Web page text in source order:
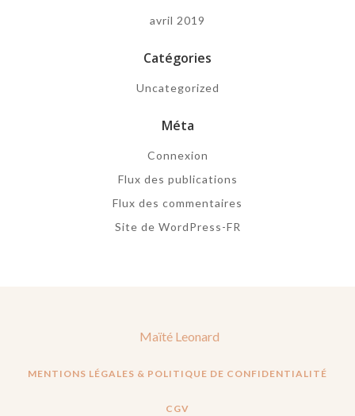
avril 2019
Catégories
Uncategorized
Méta
Connexion
Flux des publications
Flux des commentaires
Site de WordPress-FR
Maïté Leonard
MENTIONS LÉGALES & POLITIQUE DE CONFIDENTIALITÉ
CGV